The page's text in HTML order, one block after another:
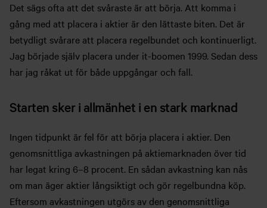
Det sägs ofta att det svåraste är att börja. Att komma i
gång med att placera i aktier är den lättaste biten. Det är
betydligt svårare att placera regelbundet och kontinuerligt.
Jag började själv placera under it-boomen 1999. Sedan dess
har jag råkat ut för både uppgångar och fall.
Starten sker i allmänhet i en stark marknad
Ingen tidpunkt är fel för att börja placera i aktier. Den
genomsnittliga avkastningen på aktiemarknaden över tid
har legat kring 6–8 procent. En sådan avkastning kan nås
om man äger aktier långsiktigt och gör regelbundna köp.
Eftersom avkastningen utgörs av den genomsnittliga